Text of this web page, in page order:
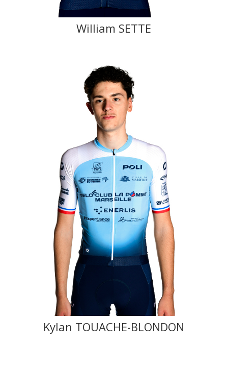
William SETTE
Kylan TOUACHE-BLONDON